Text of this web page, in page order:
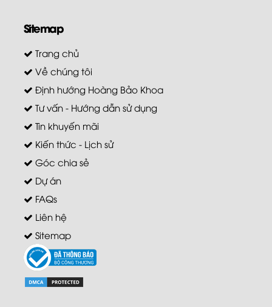
Sitemap
Trang chủ
Về chúng tôi
Định hướng Hoàng Bảo Khoa
Tư vấn - Hướng dẫn sử dụng
Tin khuyến mãi
Kiến thức - Lịch sử
Góc chia sẻ
Dự án
FAQs
Liên hệ
Sitemap